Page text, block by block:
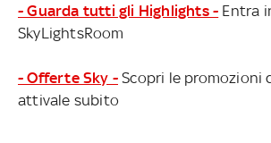
- Guarda tutti gli Highlights - Entra
SkyLightsRoom
- Offerte Sky - Scopri le promozioni
attivale subito